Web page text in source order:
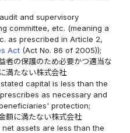
and supervisory
committee, etc. (meaning a
as prescribed in Article 2,
Act(Act No. 86 of 2005));
者の保護のため必要かつ適当な
満たない株式会社
capital is less than the
as necessary and
protection;
額に満たない株式会社
assets are less than the